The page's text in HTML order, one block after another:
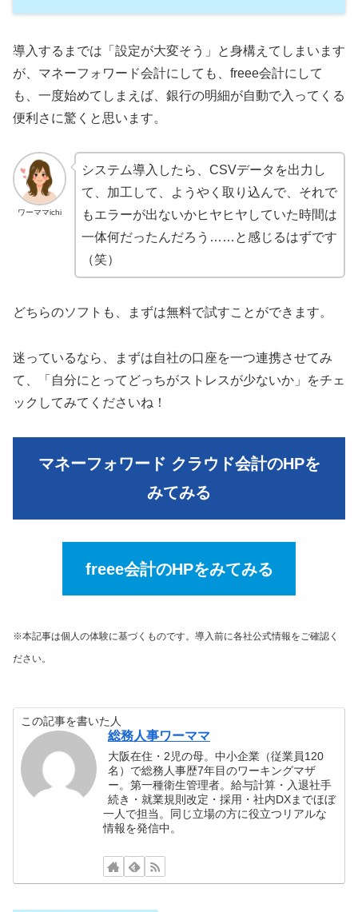
導入するまでは「設定が大変そう」と身構えてしまいます
が、マネーフォワード会計にしても、freee会計にして
も、一度始めてしまえば、銀行の明細が自動で入ってくる
便利さに驚くと思います。
ワーママichi
システム導入したら、CSVデータを出力し
て、加工して、ようやく取り込んで、それで
もエラーが出ないかヒヤヒヤしていた時間は
一体何だったんだろう……と感じるはずです
（笑）
どちらのソフトも、まずは無料で試すことができます。
迷っているなら、まずは自社の口座を一つ連携させてみ
て、「自分にとってどっちがストレスが少ないか」をチェ
ックしてみてくださいね！
マネーフォワード クラウド会計のHPを
みてみる
freee会計のHPをみてみる
※本記事は個人の体験に基づくものです。導入前に各社公式情報をご確認く
ださい。
この記事を書いた人
総務人事ワーママ
大阪在住・2児の母。中小企業（従業員120
名）で総務人事歴7年目のワーキングマザ
ー。第一種衛生管理者。給与計算・入退社手
続き・就業規則改定・採用・社内DXまでほぼ
一人で担当。同じ立場の方に役立つリアルな
情報を発信中。